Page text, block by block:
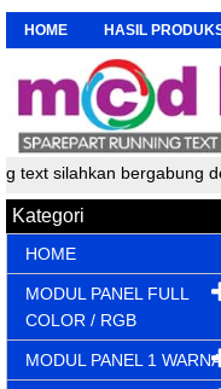
HOME HASIL
bergabung dengan
Kategori
HOME
MODUL PANEL FULL
COLOR / RGB
MODUL PANEL 1 WARNA